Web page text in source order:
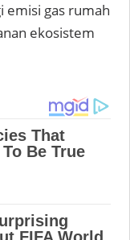
emisi gas rumah
ekosistem